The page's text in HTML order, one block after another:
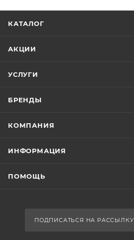
КАТАЛОГ
АКЦИИ
УСЛУГИ
БРЕНДЫ
КОМПАНИЯ
ИНФОРМАЦИЯ
ПОМОЩЬ
ПОДПИСАТЬСЯ НА РАССЫЛКУ